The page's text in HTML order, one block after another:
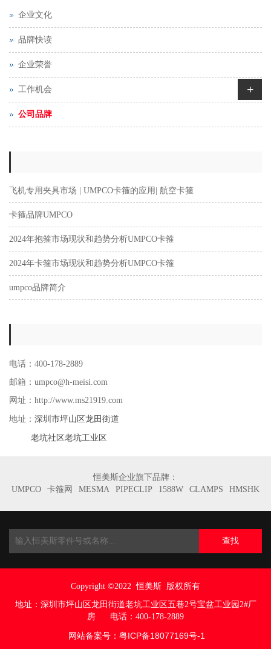
企业文化
品牌快读
企业荣誉
工作机会 +
公司品牌
飞机专用夹具市场 | UMPCO卡箍的应用| 航空卡箍
卡箍品牌UMPCO
2024年抱箍市场现状和趋势分析UMPCO卡箍
2024年卡箍市场现状和趋势分析UMPCO卡箍
umpco品牌简介
电话：400-178-2889
邮箱：umpco@h-meisi.com
网址：http://www.ms21919.com
地址： 深圳市坪山区龙田街道
老坑社区老坑工业区
恒美斯企业旗下品牌：
UMPCO
卡箍网 MESMA PIPECLIP 1588W CLAMPS HMSHK
查找
Copyright ©2022 恒美斯 版权所有
地址： 深圳市坪山区龙田街道老坑工业区五巷2号宝盆工业园2#厂
房 电话：400-178-2889
网站备案号： 粤ICP备18077169号-1